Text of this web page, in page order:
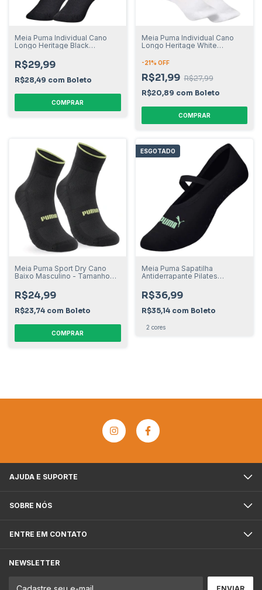
Meia Puma Individual Cano
Longo Heritage Black
R$29,99
R$28,49 com Boleto
COMPRAR
Meia Puma Individual Cano
Longo Heritage White
-21% OFF
R$21,99 R$27,99
R$20,89 com Boleto
COMPRAR
Meia Puma Sport Dry Cano
Baixo Masculino - Tamanho
R$24,99
R$23,74 com Boleto
COMPRAR
ESGOTADO
Meia Puma Sapatilha
Antiderrapante Pilates
R$36,99
R$35,14 com Boleto
2 cores
AJUDA E SUPORTE
SOBRE NÓS
ENTRE EM CONTATO
NEWSLETTER